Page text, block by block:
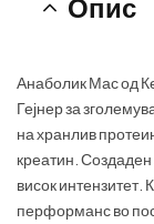
Опис
Анаболик Мас од
Гејнер за
на хранлив
креатин. Создаден
висок интензитет.
перформанс во